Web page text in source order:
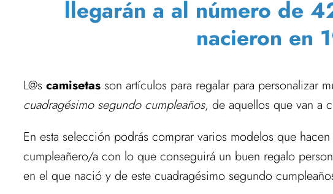
llegarán a al número de
nacieron en
L@s camisetas son artículos para regalar para personalizar
cuadragésimo segundo cumpleaños, de aquellos que van a
En esta selección podrás comprar varios modelos que
cumpleañero/a con lo que conseguirá un buen regalo
en el que nació y de este cuadragésimo segundo